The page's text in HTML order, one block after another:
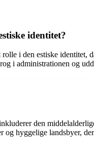
identitet?
i den estiske identitet,
i administrationen og
den
og hyggelige landsbyer,